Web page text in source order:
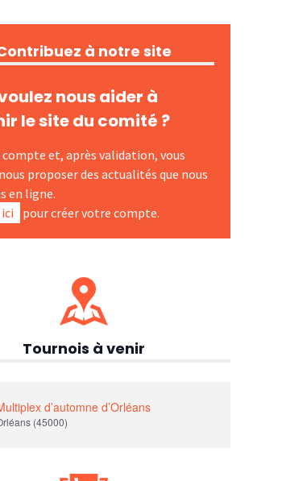
à notre site
nous aider à
le site du comité ?
compte et, après validation, vous
proposer des actualités que nous
en ligne.
pour créer votre compte.
Tournois à venir
d’automne d’Orléans
(45000)